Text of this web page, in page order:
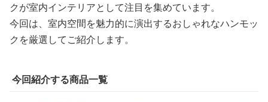
クが室内インテリアとして注目を集めています。
今回は、室内空間を魅力的に演出するおしゃれなハンモッ
クを厳選してご紹介します。
今回紹介する商品一覧